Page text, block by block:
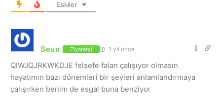
Eskiler
Seun Ziyaretçi 1 yıl önce
QIWJQJRKWKDJE felsefe falan çalışıyor olmasın
hayatımın bazı dönemleri bir şeyleri anlamlandırmaya
çalışırken benim de esgal buna benziyor